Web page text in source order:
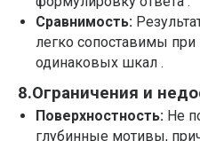
Сравнимость:
легко сопоставимы при
одинаковых шкал .
8.Ограничения и
Поверхностность: Не
глубинные мотивы,
ПРОДУКТ
Новости